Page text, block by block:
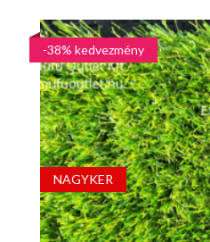
11.990 Ft.7.590 Ft.
NAGYKER
-38% kedvezmény